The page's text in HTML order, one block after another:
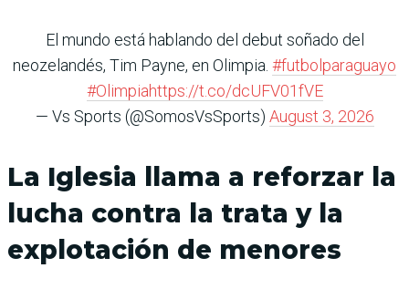
El mundo está hablando del debut soñado del
neozelandés, Tim Payne, en Olimpia. #futbolparaguayo
#Olimpiahttps://t.co/dcUFV01fVE
— Vs Sports (@SomosVsSports) August 3, 2026
La Iglesia llama a reforzar la
lucha contra la trata y la
explotación de menores